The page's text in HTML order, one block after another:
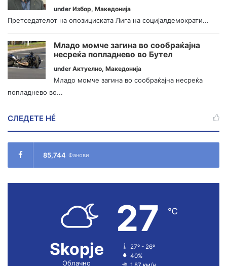
under Избор, Македонија
Претседателот на опозициската Лига на социјалдемократи...
Младо момче загина во сообраќајна
несреќа попладнево во Бутел
under Актуелно, Македонија
Младо момче загина во сообраќајна несреќа
попладнево во...
СЛЕДЕТЕ НÉ
85,744 Фанови
Skopje
Облачно
27 ℃
27º - 26º
40%